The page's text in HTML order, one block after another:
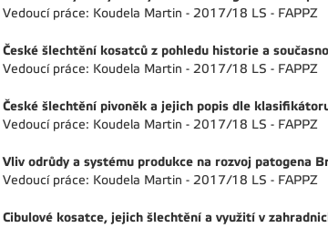
Vedoucí práce: Koudela Martin - 2017/18 LS - FAPPZ
České šlechtění kosatců z pohledu historie a
Vedoucí práce: Koudela Martin - 2017/18 LS - FAPPZ
České šlechtění pivoněk a jejich popis dle
Vedoucí práce: Koudela Martin - 2017/18 LS - FAPPZ
Vliv odrůdy a systému produkce na rozvoj patogena
Vedoucí práce: Koudela Martin - 2017/18 LS - FAPPZ
Cibulové kosatce, jejich šlechtění a využití v